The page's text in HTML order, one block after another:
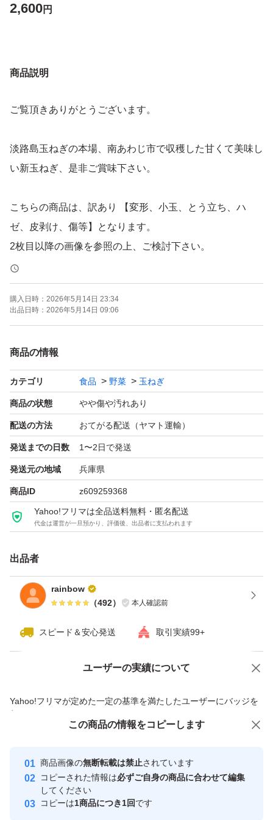
2,600円
商品説明
ご覧頂きありがとうございます。
淡路島玉ねぎの本場、南あわじ市で収穫した甘くて美味し
い新玉ねぎ、是非ご賞味下さい。
こちらの商品は、訳あり 【変形、小玉、とう立ち、ハ
ゼ、皮剥け、傷等】となります。
2枚目以降の画像を参照の上、ご検討下さい。
見栄えは悪いですが、通常の玉ねぎ同様味には変わりあり
ません。
大きさが様々ですので、お料理に合わせてお使い下さい。
サイズ:色々
保存性を高める為、薄皮を残してありますので少し土が付
いた状態での発送となります。
風通しの良い日陰か冷蔵庫で保存しお早めにお召し上がり
下さい。
場合がございますのでご了承下さい。
☆訳ありにご理解頂ける方のみご購入宜しくお願い致しま
購入日時： 2026年5月14日 23:34
出品日時： 2026年5月14日 09:06
商品の情報
カテゴリ 食品 野菜 玉ねぎ
商品の状態 やや傷や汚れあり
配送の方法 おてがる配送（ヤマト運輸）
発送までの日数 1〜2日で発送
発送元の地域 兵庫県
商品ID z609259368
Yahoo!フリマは全品送料無料・匿名配送
代金は運営が一旦預かり、評価後、出品者に支払われます
出品者
rainbow
（492） 本人確認前
スピード＆安心発送 取引実績99+
ユーザーの実績について
Yahoo!フリマが定めた一定の基準を満たしたユーザーにバッジを
付与しています
安心取引出品者
心・安全なユーザーです
取引実績
価格の相談 商品への質問
この商品の情報をコピーします
商品画像の無断転載は禁止されています
コピーされた情報は必ずご自身の商品に合わせて編集
してください
コピーは1商品につき1回です
この商品をみている人にオススメ